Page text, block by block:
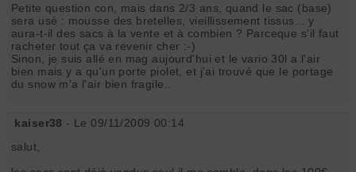
Petite question con, mais dans 2/3 ans, quand le sac (base)
sera usé : mousse des bretelles, vieillissement tissus... y
aura-t-il des sacs à la vente et à combien ? Parceque s'il faut
racheter tout ça va revenir cher :-)
Sinon, je suis allé en mag aujourd'hui et le vario 30l a l'air
bien mais y a qu'un porte piolet, et j'ai trouvé que le portage
du snow m'a l'air bien fragile..
kaiser38 - Le 09/11/2009 00:14
salut,